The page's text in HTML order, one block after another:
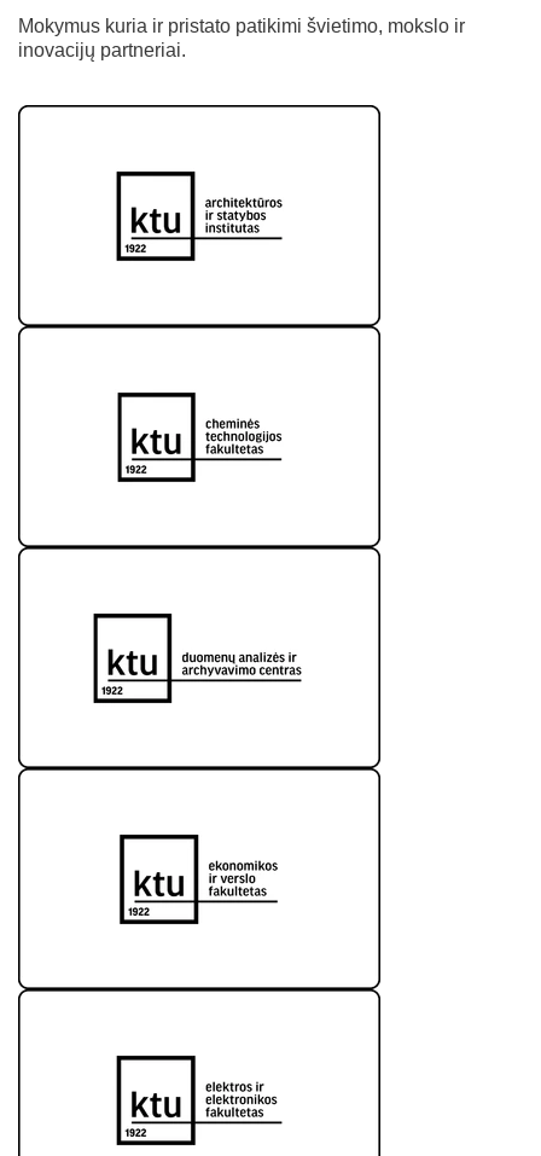
Mokymus kuria ir pristato patikimi švietimo, mokslo ir
inovacijų partneriai.